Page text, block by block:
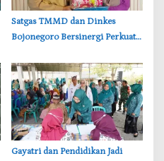
‎Satgas TMMD dan Dinkes
Bojonegoro Bersinergi Perkuat
‎Gayatri dan Pendidikan Jadi